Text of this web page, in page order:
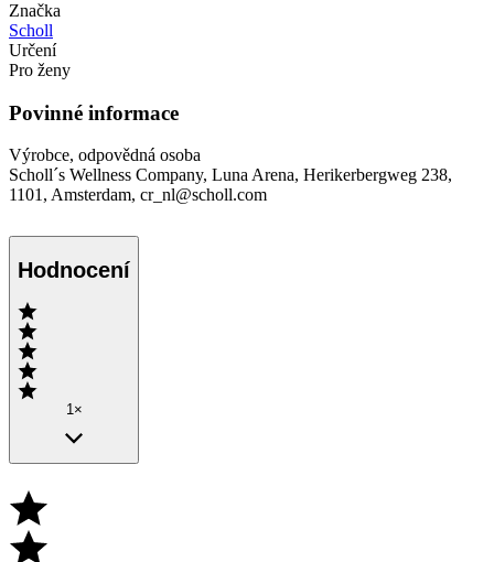
Značka
Scholl
Určení
Pro ženy
Povinné informace
Výrobce, odpovědná osoba
Scholl´s Wellness Company, Luna Arena, Herikerbergweg 238,
1101, Amsterdam, cr_nl@scholl.com
Hodnocení
1×